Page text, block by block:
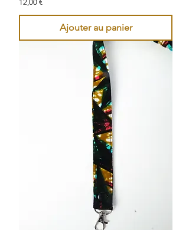
12,00 €
Ajouter au panier